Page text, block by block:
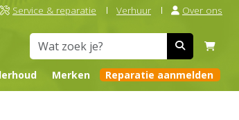
Service & reparatie Verhuur Over ons
Merken Reparatie aanmelden